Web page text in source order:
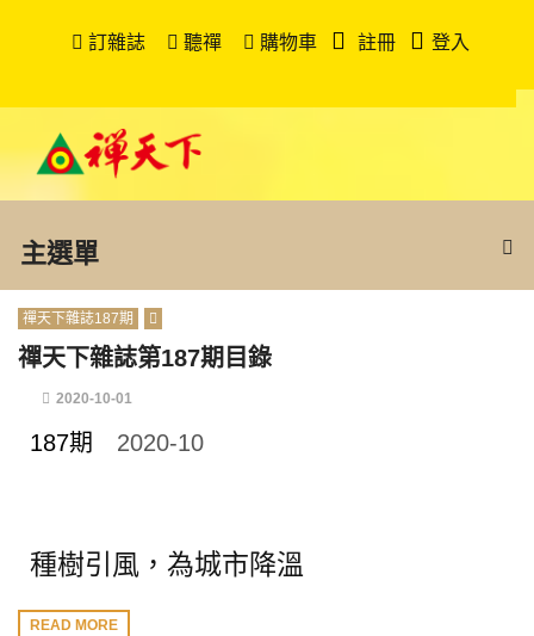
訂雜誌 聽禪 購物車 註冊 登入
主選單
禪天下雜誌187期
禪天下雜誌第187期目錄
2020-10-01
187期 2020-10
種樹引風，為城市降溫
READ MORE